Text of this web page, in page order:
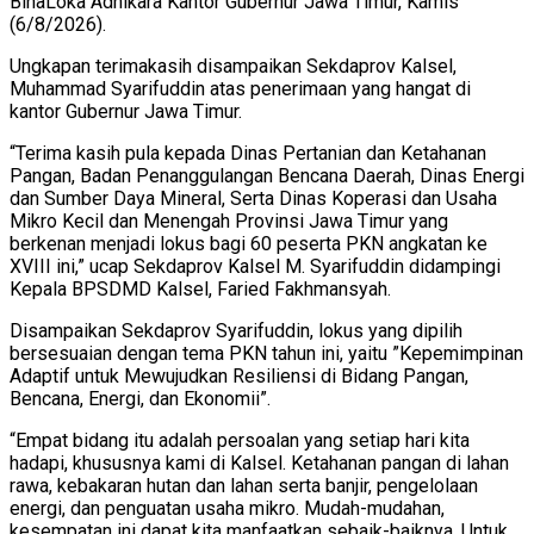
(6/8/2026).
Ungkapan terimakasih disampaikan Sekdaprov Kalsel,
Muhammad Syarifuddin atas penerimaan yang hangat di
kantor Gubernur Jawa Timur.
“Terima kasih pula kepada Dinas Pertanian dan Ketahanan
Pangan, Badan Penanggulangan Bencana Daerah, Dinas Energi
dan Sumber Daya Mineral, Serta Dinas Koperasi dan Usaha
Mikro Kecil dan Menengah Provinsi Jawa Timur yang
berkenan menjadi lokus bagi 60 peserta PKN angkatan ke
XVIII ini,” ucap Sekdaprov Kalsel M. Syarifuddin didampingi
Kepala BPSDMD Kalsel, Faried Fakhmansyah.
Disampaikan Sekdaprov Syarifuddin, lokus yang dipilih
bersesuaian dengan tema PKN tahun ini, yaitu ”Kepemimpinan
Adaptif untuk Mewujudkan Resiliensi di Bidang Pangan,
Bencana, Energi, dan Ekonomii”.
“Empat bidang itu adalah persoalan yang setiap hari kita
hadapi, khususnya kami di Kalsel. Ketahanan pangan di lahan
rawa, kebakaran hutan dan lahan serta banjir, pengelolaan
energi, dan penguatan usaha mikro. Mudah-mudahan,